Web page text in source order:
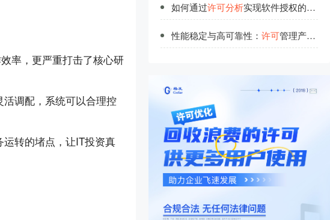
率，更严重打击了核心研
调配，系统可以合理控
转的堵点，让IT投资真
如何通过许可分析实现软件授权的高效使用？
性能稳定与高可靠性： 许可管理产品的技术底气